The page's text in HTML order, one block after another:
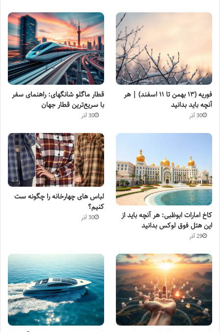
قطار ماگلو شانگهای: راهنمای سفر
با سریع‌ترین قطار جهان
30 آذر
فوریه (۱۳ بهمن تا ۱۱ اسفند) | هر
آنچه باید بدانید
30 آذر
لباس های چهارخانه را چگونه ست
کنیم؟
30 آذر
کاخ امارات ابوظبی: هر آنچه باید از
این هتل فوق لوکس بدانید
29 آذر